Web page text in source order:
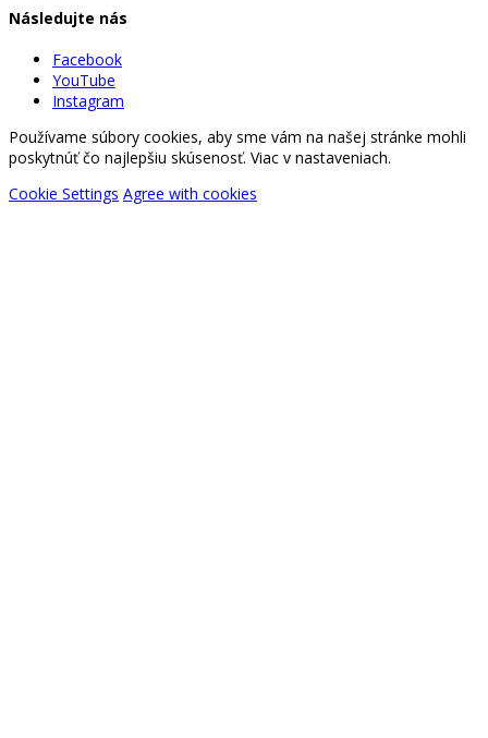
Následujte nás
Facebook
YouTube
Instagram
Používame súbory cookies, aby sme vám na našej stránke mohli
poskytnúť čo najlepšiu skúsenosť. Viac v nastaveniach.
Cookie Settings Agree with cookies